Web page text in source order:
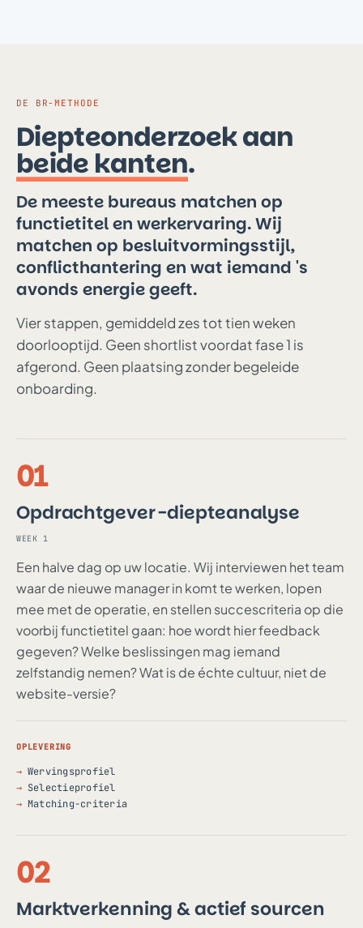
DE BR-METHODE
Diepteonderzoek aan
beide kanten.
De meeste bureaus matchen op
functietitel en werkervaring. Wij
matchen op besluitvormingsstijl,
conflicthantering en wat iemand 's
avonds energie geeft.
Vier stappen, gemiddeld zes tot tien weken
doorlooptijd. Geen shortlist voordat fase 1 is
afgerond. Geen plaatsing zonder begeleide
onboarding.
01
Opdrachtgever-diepteanalyse
WEEK 1
Een halve dag op uw locatie. Wij interviewen het team
waar de nieuwe manager in komt te werken, lopen
mee met de operatie, en stellen succescriteria op die
voorbij functietitel gaan: hoe wordt hier feedback
gegeven? Welke beslissingen mag iemand
zelfstandig nemen? Wat is de échte cultuur, niet de
website-versie?
OPLEVERING
Wervingsprofiel
Selectieprofiel
Matching-criteria
02
Marktverkenning & actief sourcen